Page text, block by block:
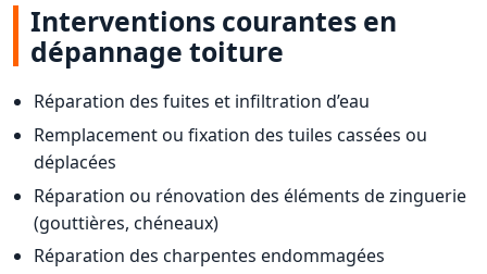
Interventions courantes en
dépannage toiture
Réparation des fuites et infiltration d’eau
Remplacement ou fixation des tuiles cassées ou
déplacées
Réparation ou rénovation des éléments de zinguerie
(gouttières, chéneaux)
Réparation des charpentes endommagées